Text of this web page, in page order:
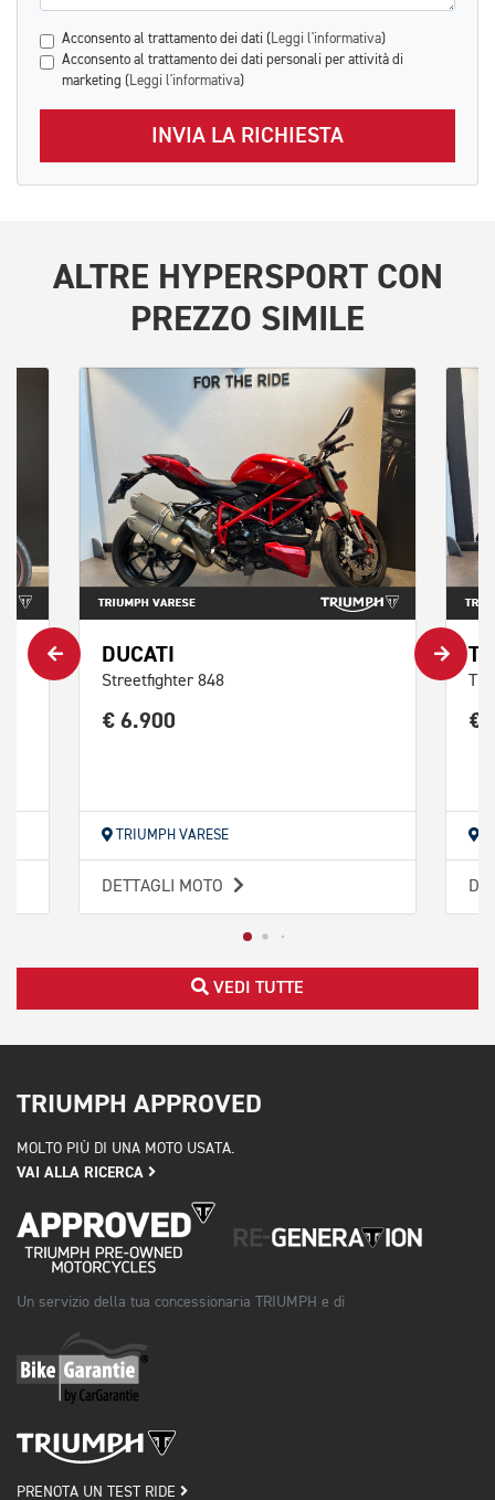
Acconsento al trattamento dei dati ( Leggi l'informativa)
Acconsento al trattamento dei dati personali per attività di
marketing ( Leggi l'informativa)
INVIA LA RICHIESTA
ALTRE HYPERSPORTCON
PREZZO SIMILE
DUCATI
Streetfighter 848
€ 6.900
TRIUMPH VARESE
DETTAGLI MOTO
€
VEDI TUTTE
TRIUMPH APPROVED
MOLTO PIÙ DI UNA MOTO USATA.
VAI ALLA RICERCA
Un servizio della tua concessionaria TRIUMPH e di
PRENOTA UN TEST RIDE